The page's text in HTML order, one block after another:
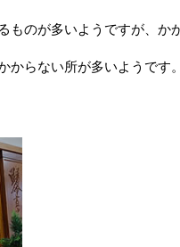
ものが多いようですが、か
からない所が多いようです